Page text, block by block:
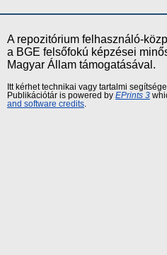
A repozitórium felhasználó-
a BGE felsőfokú képzései
Magyar Állam támogatásával.
Itt kérhet technikai vagy tartalmi
Publikációtár is powered by EPrints 3
and software credits